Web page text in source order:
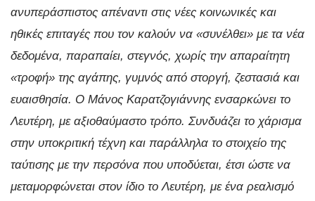
ανυπεράσπιστος απέναντι στις νέες κοινωνικές και
ηθικές επιταγές που τον καλούν να «συνέλθει» με τα νέα
δεδομένα, παραπαίει, στεγνός, χωρίς την απαραίτητη
«τροφή» της αγάπης, γυμνός από στοργή, ζεστασιά και
ευαισθησία. Ο Μάνος Καρατζογιάννης ενσαρκώνει το
Λευτέρη, με αξιοθαύμαστο τρόπο. Συνδυάζει το χάρισμα
στην υποκριτική τέχνη και παράλληλα το στοιχείο της
ταύτισης με την περσόνα που υποδύεται, έτσι ώστε να
μεταμορφώνεται στον ίδιο το Λευτέρη, με ένα ρεαλισμό